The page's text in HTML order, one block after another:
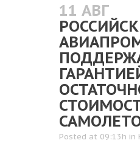
11 АВГ
Posted at 09:13h in